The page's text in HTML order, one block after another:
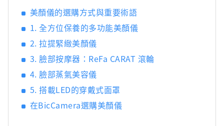
美顏儀的選購方式與重要術語
1. 全方位保養的多功能美顏儀
2. 拉提緊緻美顏儀
3. 臉部按摩器：ReFa CARAT 滾輪
4. 臉部蒸氣美容儀
5. 搭載LED的穿戴式面罩
在BicCamera選購美顏儀